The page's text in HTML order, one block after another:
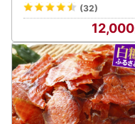
(32)
12,000